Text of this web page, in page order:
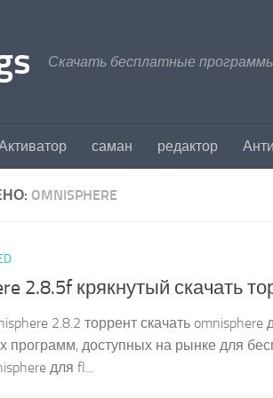
Скачать бесплатные
саман редактор
OMNISPHERE
2.8.5f крякнутый скачать
2.8.2 торрент скачать
программ, доступных на рынке для
для fl...